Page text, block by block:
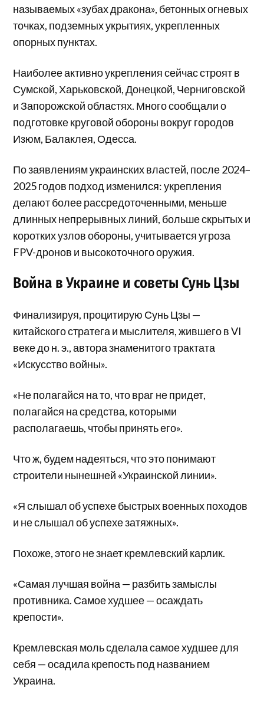
называемых «зубах дракона», бетонных огневых
точках, подземных укрытиях, укрепленных
опорных пунктах.
Наиболее активно укрепления сейчас строят в
Сумской, Харьковской, Донецкой, Черниговской
и Запорожской областях. Много сообщали о
подготовке круговой обороны вокруг городов
Изюм, Балаклея, Одесса.
По заявлениям украинских властей, после 2024–
2025 годов подход изменился: укрепления
делают более рассредоточенными, меньше
длинных непрерывных линий, больше скрытых и
коротких узлов обороны, учитывается угроза
FPV-дронов и высокоточного оружия.
Война в Украине и советы Сунь Цзы
Финализируя, процитирую Сунь Цзы —
китайского стратега и мыслителя, жившего в VI
веке до н. э., автора знаменитого трактата
«Искусство войны».
«Не полагайся на то, что враг не придет,
полагайся на средства, которыми
располагаешь, чтобы принять его».
Что ж, будем надеяться, что это понимают
строители нынешней «Украинской линии».
«Я слышал об успехе быстрых военных походов
и не слышал об успехе затяжных».
Похоже, этого не знает кремлевский карлик.
«Самая лучшая война — разбить замыслы
противника. Самое худшее — осаждать
крепости».
Кремлевская моль сделала самое худшее для
себя — осадила крепость под названием
Украина.